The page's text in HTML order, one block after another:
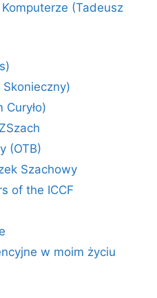
(Tadeusz
(OTB)
Szachowy
of the ICCF
w moim życiu